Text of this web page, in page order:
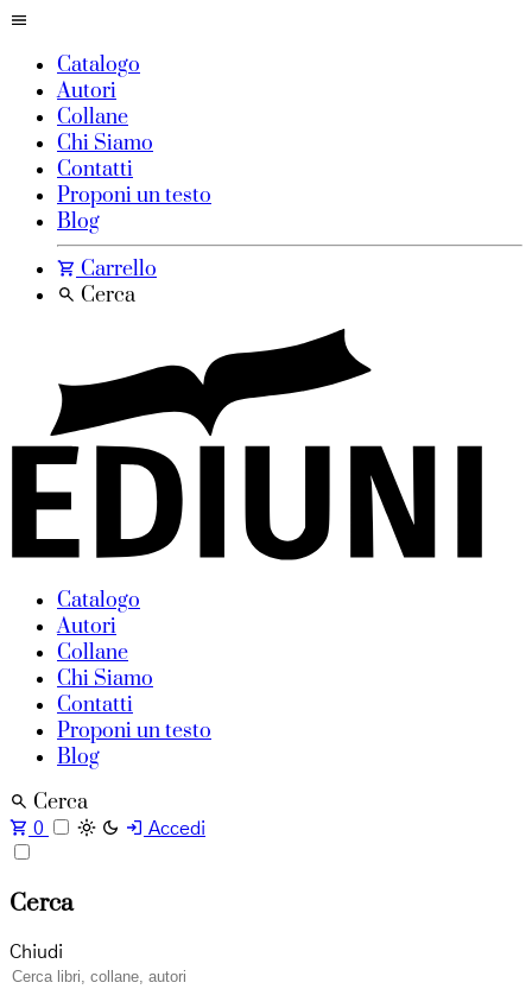
Catalogo
Autori
Collane
Chi Siamo
Contatti
Proponi un testo
Blog
Carrello
Cerca
Catalogo
Autori
Collane
Chi Siamo
Contatti
Proponi un testo
Blog
Cerca
0 Accedi
Cerca
Chiudi